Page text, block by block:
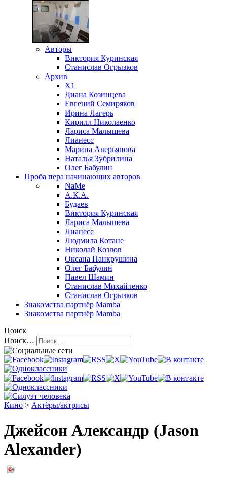
Авторы
Виктория Куринская
Станислав Огрызков
Архив
X1
Диана Козинцева
Евгений Семиряков
Ирина Лагерь
Кирилл Николаенко
Лариса Малышева
Лианесс
Марина Аверьянова
Наталья Зубрилина
Олег Бабулин
Проба пера начинающих авторов
NaMe
А.К.А.
Будаев
Виктория Куринская
Лариса Малышева
Лианесс
Людмила Котане
Николай Козлов
Оксана Панкрушина
Олег Бабулин
Павел Шамин
Станислав Михайленко
Станислав Огрызков
Знакомства партнёр Mamba
Знакомства партнёр Mamba
Поиск
Поиск…
Кино > Актёры/актрисы
Джейсон Александр (Jason
Alexander)